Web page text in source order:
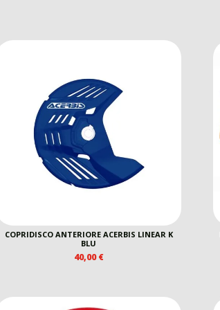
COPRIDISCO ANTERIORE ACERBIS LINEAR K
BLU
40,00€